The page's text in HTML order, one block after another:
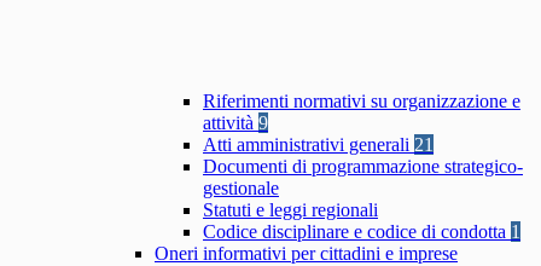
Riferimenti normativi su organizzazione e
attività 9
Atti amministrativi generali 21
Documenti di programmazione strategico-
gestionale
Statuti e leggi regionali
Codice disciplinare e codice di condotta 1
Oneri informativi per cittadini e imprese